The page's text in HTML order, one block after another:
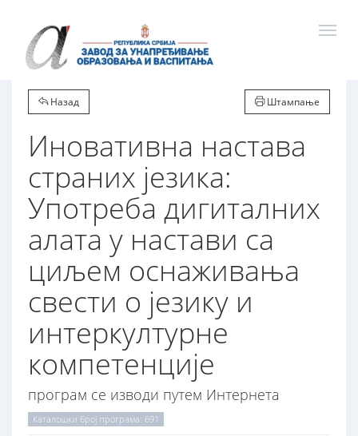
Назад Штампање
Иновативна настава
страних језика:
Употреба дигиталних
алата у настави са
циљем оснаживања
свести о језику и
интеркултурне
компетенције
програм се изводи путем Интернета
Каталошки број програма: 691